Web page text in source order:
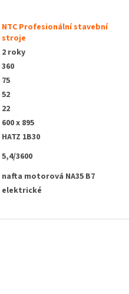
NTC Profesionální stavební
stroje
2 roky
360
75
52
22
600 x 895
HATZ 1B30
5,4/3600
nafta motorová NA35 B7
elektrické